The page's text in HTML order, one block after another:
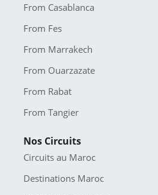
From Casablanca
From Fes
From Marrakech
From Ouarzazate
From Rabat
From Tangier
Nos Circuits
Circuits au Maroc
Destinations Maroc